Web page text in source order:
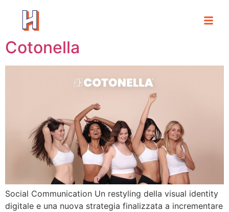
Cotonella
Social Communication Un restyling della visual identity
digitale e una nuova strategia finalizzata a incrementare